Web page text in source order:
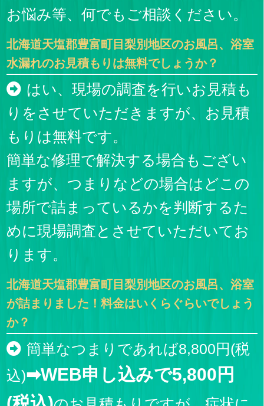
お悩み等、何でもご相談ください。
北海道天塩郡豊富町目梨別地区のお風呂、浴室
水漏れのお見積もりは無料でしょうか？
はい、現場の調査を行いお見積も
りをさせていただきますが、お見積
もりは無料です。
簡単な修理で解決する場合もござい
ますが、つまりなどの場合はどこの
場所で詰まっているかを判断するた
めに現場調査とさせていただいてお
ります。
北海道天塩郡豊富町目梨別地区のお風呂、浴室
が詰まりました！料金はいくらぐらいでしょう
か？
簡単なつまりであれば8,800円(税
込)➡WEB申し込みで5,800円